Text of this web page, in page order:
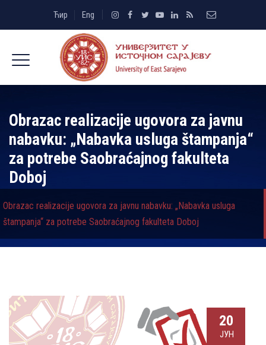
Ћир Eng
Obrazac realizacije ugovora za javnu
nabavku: „Nabavka usluga štampanja“
za potrebe Saobraćajnog fakulteta
Doboj
Obrazac realizacije ugovora za javnu nabavku: „Nabavka usluga
štampanja“ za potrebe Saobraćajnog fakulteta Doboj
20
ЈУН